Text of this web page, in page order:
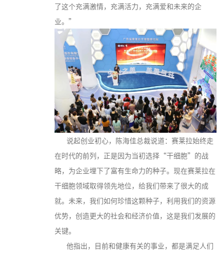
了这个充满激情，充满活力，充满爱和未来的企
业。”
说起创业初心，陈海佳总裁说道：赛莱拉始终走
在时代的前列，正是因为当初选择“干细胞”的战
略，为企业埋下了富有生命力的种子。现在赛莱拉在
干细胞领域取得领先地位，给我们带来了很大的成
就。未来，我们如何珍惜这颗种子，利用我们的资源
优势，创造更大的社会和经济价值，这是我们发展的
关键。
他指出，目前和健康有关的事业，都是满足人们